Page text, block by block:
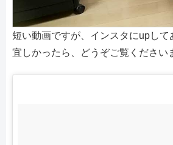
短い動画ですが、インスタにupして
宜しかったら、どうぞご覧ください